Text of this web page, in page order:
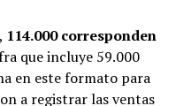
114.000 corresponden
que incluye 59.000
en este formato para
a registrar las ventas